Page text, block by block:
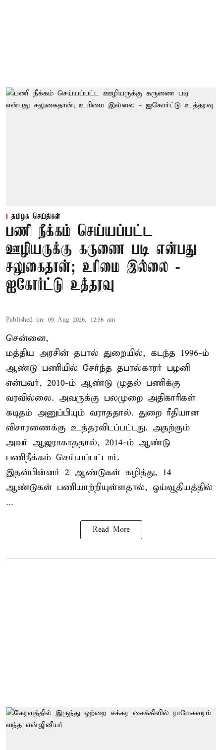
தமிழக செய்திகள்
பணி நீக்கம் செய்யப்பட்ட
ஊழியருக்கு கருணை படி என்பது
சலுகைதான்; உரிமை இல்லை -
ஐகோர்ட்டு உத்தரவு
Published on: 09 Aug 2026, 12:56 am
சென்னை,
மத்திய அரசின் தபால் துறையில், கடந்த 1996-ம்
ஆண்டு பணியில் சேர்ந்த தபால்காரர் பழனி
என்பவர், 2010-ம் ஆண்டு முதல் பணிக்கு
வரவில்லை. அவருக்கு பலமுறை அதிகாரிகள்
கடிதம் அனுப்பியும் வராததால். துறை ரீதியான
விசாரணைக்கு உத்தரவிடப்பட்டது. அதற்கும்
அவர் ஆஜராகாததால், 2014-ம் ஆண்டு
பணிநீக்கம் செய்யப்பட்டார்.
இதன்பின்னர் 2 ஆண்டுகள் கழித்து, 14
ஆண்டுகள் பணியாற்றியுள்ளதால், ஓய்வூதியத்தில்
...
Read More